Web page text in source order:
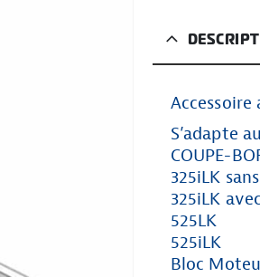
Accessoire
S’adapte
COUPE-
325iLK
325iLK
525LK
525iLK
Bloc